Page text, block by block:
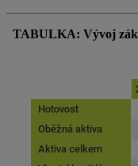
TABULKA: Vývoj